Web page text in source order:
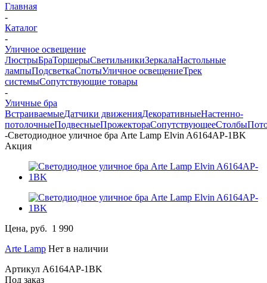
Главная
-
Каталог
-
Уличное освещение
ЛюстрыБраТоршерыСветильникиЗеркалаНастольные
лампыПодсветкаСпотыУличное освещениеТрек
системыСопутствующие товары
-
Уличные бра
ВстраиваемыеДатчики движенияДекоративныеНастенно-
потолочныеПодвесныеПрожектораСопутствующееСтолбы
-Светодиодное уличное бра Arte Lamp Elvin A6164AP-1BK
Акция
Цена, руб. 1 990
Arte Lamp Нет в наличии
Артикул A6164AP-1BK
Под заказ